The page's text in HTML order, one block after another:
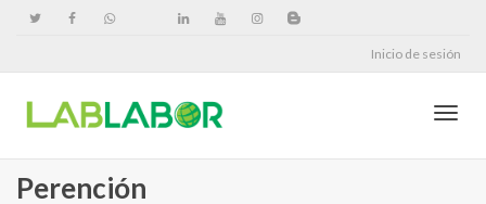
Inicio de sesión
Perención